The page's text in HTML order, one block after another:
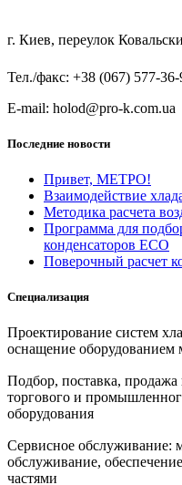
г. Киев, переулок
Тел./факс: +38 (067) 577-36-
E-mail: holod@pro-k.com.ua
Последние новости
Привет, МЕТРО!
Взаимодействие
Методика расчета
Программа для
конденсаторов ECO
Поверочный расчет
Специализация
Проектирование систем
оснащение оборудованием
Подбор, поставка, продажа
торгового и
оборудования
Сервисное обслуживание:
обслуживание,
частями